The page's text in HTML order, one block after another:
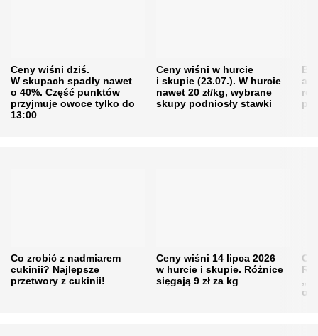
Ceny wiśni dziś.
W skupach spadły nawet
o 40%. Część punktów
przyjmuje owoce tylko do
13:00
Ceny wiśni w hurcie
i skupie (23.07.). W hurcie
nawet 20 zł/kg, wybrane
skupy podniosły stawki
Co zrobić z nadmiarem
cukinii? Najlepsze
przetwory z cukinii!
Ceny wiśni 14 lipca 2026
w hurcie i skupie. Różnice
sięgają 9 zł za kg